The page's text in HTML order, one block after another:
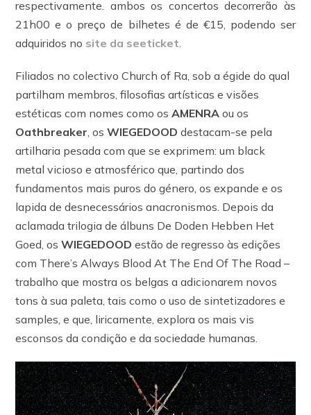
respectivamente. ambos os concertos decorrerão às
21h00 e o preço de bilhetes é de €15, podendo ser
adquiridos no site da seeticket.
Filiados no colectivo Church of Ra, sob a égide do qual
partilham membros, filosofias artísticas e visões
estéticas com nomes como osAMENRA ou os
Oathbreaker, osWIEGEDOOD destacam-se pela
artilharia pesada com que se exprimem: um black
metal vicioso e atmosférico que, partindo dos
fundamentos mais puros do género, os expande e os
lapida de desnecessários anacronismos. Depois da
aclamada trilogia de álbuns De Doden Hebben Het
Goed, osWIEGEDOOD estão de regresso às edições
com There’s Always Blood At The End Of The Road –
trabalho que mostra os belgas a adicionarem novos
tons à sua paleta, tais como o uso de sintetizadores e
samples, e que, liricamente, explora os mais vis
esconsos da condição e da sociedade humanas.